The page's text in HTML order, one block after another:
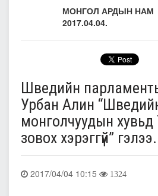
МОНГОЛ АРДЫН НАМ
2017.04.04.
Шведийн
Урбан Алин
монголчуудын хувьд
зовох хэрэггүй” гэлээ.
2017/04/04 10:15 1324